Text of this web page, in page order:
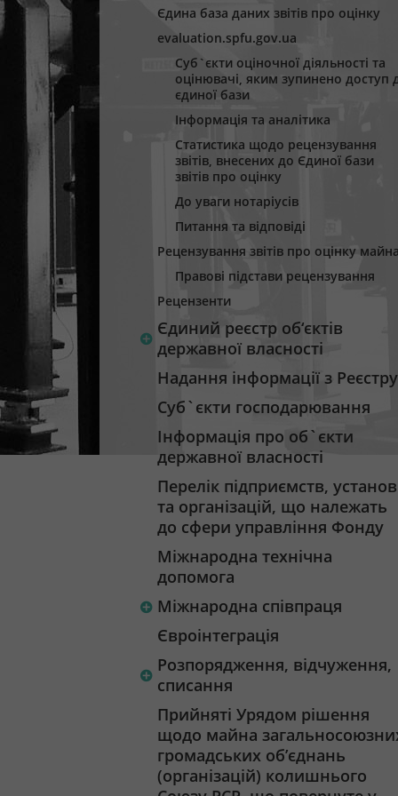
Єдина база даних звітів про оцінку
evaluation.spfu.gov.ua
Суб`єкти оціночної діяльності та
оцінювачі, яким зупинено доступ
єдиної бази
Інформація та аналітика
Статистика щодо рецензування
звітів, внесених до Єдиної бази
звітів про оцінку
До уваги нотаріусів
Питання та відповіді
Рецензування звітів про оцінку
Правові підстави рецензування
Рецензенти
Єдиний реєстр об‘єктів
державної власності
Надання інформації з Реєстру
Суб`єкти господарювання
Інформація про об`єкти
державної власності
Перелік підприємств, установ
та організацій, що належать
до сфери управління Фонду
Міжнародна технічна
допомога
Міжнародна співпраця
Євроінтеграція
Розпорядження, відчуження,
списання
Прийняті Урядом рішення
щодо майна
громадських об’єднань
(організацій) колишнього